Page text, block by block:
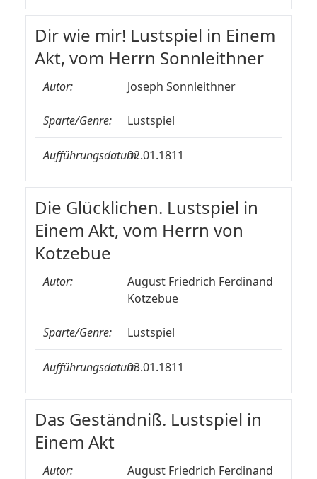
Dir wie mir! Lustspiel in Einem
Akt, vom Herrn Sonnleithner
Autor: Joseph Sonnleithner
Sparte/Genre: Lustspiel
Aufführungsdatum:02.01.1811
Die Glücklichen. Lustspiel in
Einem Akt, vom Herrn von
Kotzebue
Autor:
August Friedrich Ferdinand
Kotzebue
Sparte/Genre: Lustspiel
Aufführungsdatum:03.01.1811
Das Geständniß. Lustspiel in
Einem Akt
Autor:
August Friedrich Ferdinand